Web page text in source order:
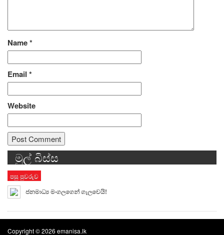
Name*
Email *
Website
Alternative:
මුල් බිස්ස
පසු පුවරුව
ජනමාධ්‍ය මංගලගෙන් ගැලවෙයි!
Copyright © 2026 emanisa.lk